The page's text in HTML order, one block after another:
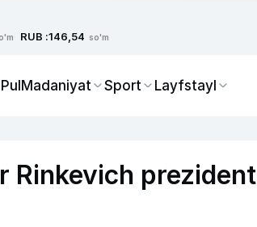
RUB :146,54 so'm
PulMadaniyat Sport Layfstayl
Rinkevich prezident